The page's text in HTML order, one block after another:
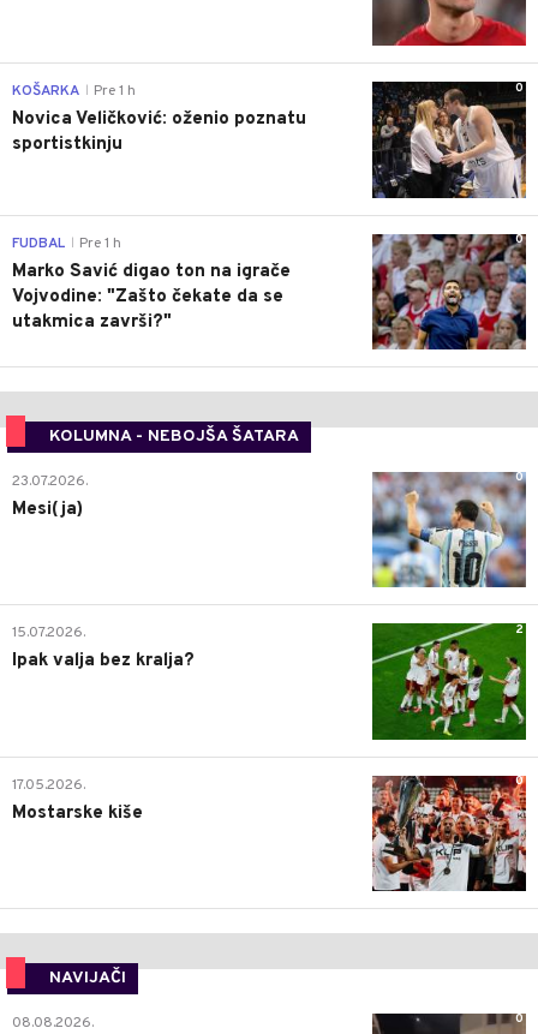
0
KOŠARKA Pre 1 h
Novica Veličković: oženio poznatu
sportistkinju
0
FUDBAL Pre 1 h
Marko Savić digao ton na igrače
Vojvodine: "Zašto čekate da se
utakmica završi?"
KOLUMNA - NEBOJŠA ŠATARA
0
23.07.2026.
Mesi(ja)
2
15.07.2026.
Ipak valja bez kralja?
0
17.05.2026.
Mostarske kiše
NAVIJAČI
0
08.08.2026.